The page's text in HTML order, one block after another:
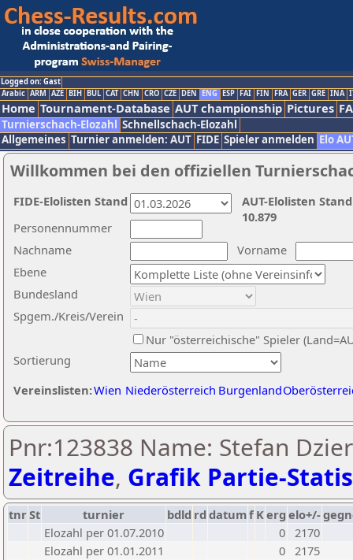
Logged on: Gast
Arabic ARM AZE BIH BUL CAT CHN CRO CZE DEN ENG ESP FAI FIN FRA GER GRE INA
Home Tournament-Database AUT championship Pictures
Turnierschach-Elozahl Schnellschach-Elozahl
Allgemeines Turnier anmelden: AUT FIDE Spieler anmelden Elo
Willkommen bei den offiziellen
Nachname
Vorname
Ebene
Sortierung
Personennummer
Bundesland
Spgem./Kreis/Verein
Nur "österreichische" Spieler
Vereinslisten:Wien Niederösterreich Burgenland
AUT-Elolisten
10.879
FIDE-Elolisten Stand
Pnr:123838 Name: Stefan
Zeitreihe, Grafik Partie-
tnrSt turnier bdld rd datumf Kerg elo+/-
Elozahl per 01.07.2010
0 2170
Elozahl per 01.01.2011
0 2175